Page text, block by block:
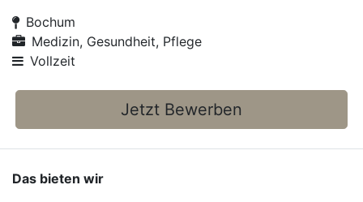
Bochum
Medizin, Gesundheit, Pflege
Vollzeit
Jetzt Bewerben
Das bieten wir